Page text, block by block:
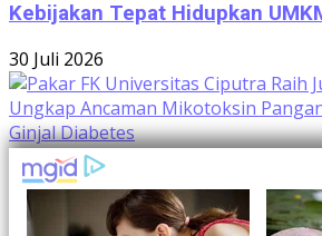
Kebijakan Tepat Hidupkan
30 Juli 2026
Pakar FK Universitas Ciputra
2026, Ungkap Ancaman
Terhadap Penyakit Ginjal